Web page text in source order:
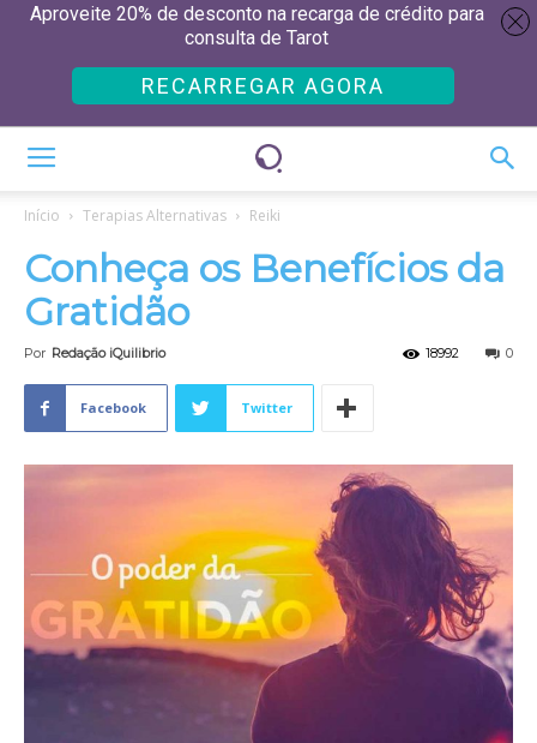
Início Terapias Alternativas Reiki
Conheça os Benefícios da
Gratidão
Por Redação iQuilibrio 0
18992
Facebook Twitter
Aproveite 20% de desconto na recarga de crédito para
consulta de Tarot
RECARREGAR AGORA